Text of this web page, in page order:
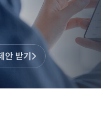
안 받기>